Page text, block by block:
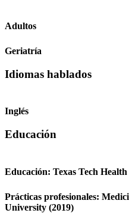
Adultos
Geriatría
Idiomas hablados
Inglés
Educación
Educación: Texas Tech
Prácticas profesionales:
University (2019)